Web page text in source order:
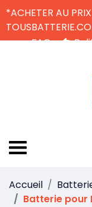
*ACHETER AU
FAQ
Accueil
Batterie pour